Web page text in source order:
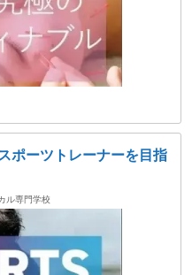
ポーツトレーナーを目指
ル専門学校